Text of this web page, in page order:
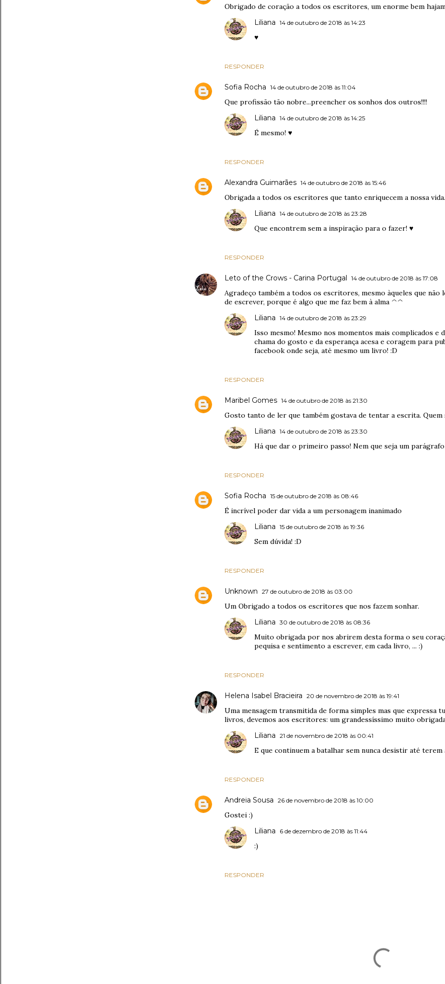
Obrigado de coração a todos os escritores, um enorme bem
RESPONDER
Liliana 14 de outubro de 2018 às 14:23
♥
Sofia Rocha 14 de outubro de 2018 às 11:04
Que profissão tão nobre...preencher os sonhos dos outros!!!!
RESPONDER
Liliana 14 de outubro de 2018 às 14:25
É mesmo! ♥
Alexandra Guimarães 14 de outubro de 2018 às 15:46
Obrigada a todos os escritores que tanto enriquecem a nossa vida.
RESPONDER
Liliana 14 de outubro de 2018 às 23:28
Que encontrem sem a inspiração para o fazer! ♥
Leto of the Crows - Carina Portugal 14 de outubro de 2018 às 17:08
Agradeço também a todos os escritores, mesmo àqueles que
de escrever, porque é algo que me faz bem à alma ^^
RESPONDER
Liliana 14 de outubro de 2018 às 23:29
Isso mesmo! Mesmo nos momentos mais complicados e
chama do gosto e da esperança acesa e coragem para
facebook onde seja, até mesmo um livro! :D
Maribel Gomes 14 de outubro de 2018 às 21:30
Gosto tanto de ler que também gostava de tentar a escrita. Quem
RESPONDER
Liliana 14 de outubro de 2018 às 23:30
Há que dar o primeiro passo! Nem que seja um
Sofia Rocha 15 de outubro de 2018 às 08:46
É incrível poder dar vida a um personagem inanimado
RESPONDER
Liliana 15 de outubro de 2018 às 19:36
Sem dúvida! :D
Unknown 27 de outubro de 2018 às 03:00
Um Obrigado a todos os escritores que nos fazem sonhar.
RESPONDER
Liliana 30 de outubro de 2018 às 08:36
Muito obrigada por nos abrirem desta forma o seu
pequisa e sentimento a escrever, em cada livro, ... :)
Helena Isabel Bracieira 20 de novembro de 2018 às 19:41
Uma mensagem transmitida de forma simples mas que expressa
livros, devemos aos escritores: um grandessíssimo muito
RESPONDER
Liliana 21 de novembro de 2018 às 00:41
E que continuem a batalhar sem nunca desistir até terem
Andreia Sousa 26 de novembro de 2018 às 10:00
Gostei :)
RESPONDER
Liliana 6 de dezembro de 2018 às 11:44
:)